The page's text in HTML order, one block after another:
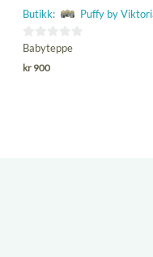
Butikk: Puffy by
0
ut
Babyteppe
kr900